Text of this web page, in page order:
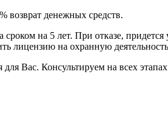
возврат денежных средств.
на 5 лет. При отказе,
лицензию на охранную
Вас. Консультируем на всех